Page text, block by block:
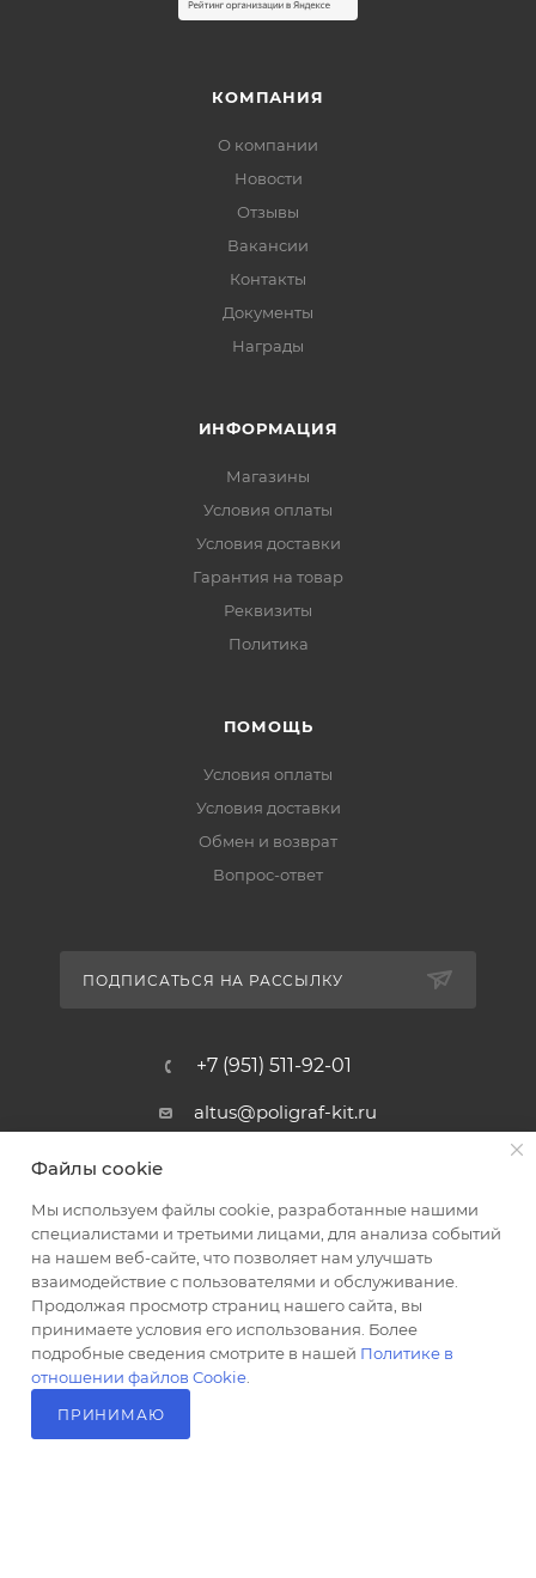
КОМПАНИЯ
О компании
Новости
Отзывы
Вакансии
Контакты
Документы
Награды
ИНФОРМАЦИЯ
Магазины
Условия оплаты
Условия доставки
Гарантия на товар
Реквизиты
Политика
ПОМОЩЬ
Условия оплаты
Условия доставки
Обмен и возврат
Вопрос-ответ
ПОДПИСАТЬСЯ НА РАССЫЛКУ
+7 (951) 511-92-01
altus@poligraf-kit.ru
Магазин-склад ТЦ "Альтус"
пос. Янтарный, Малое Зеленое
Кольцо, 3, ТЦ "Альтус" 1 этаж
Показать на карте
2026 © Полиграф кит - интернет-магазин
Файлы cookie
Мы используем файлы cookie, разработанные нашими
специалистами и третьими лицами, для анализа событий
на нашем веб-сайте, что позволяет нам улучшать
взаимодействие с пользователями и обслуживание.
Продолжая просмотр страниц нашего сайта, вы
принимаете условия его использования. Более
подробные сведения смотрите в нашей Политике в
отношении файлов Cookie
ПРИНИМАЮ